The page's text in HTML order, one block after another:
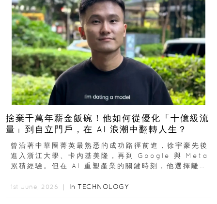
捨棄千萬年薪金飯碗！他如何從優化「十億級流
量」到自立門戶，在 AI 浪潮中翻轉人生？
曾沿著中華圈菁英最熟悉的成功路徑前進，徐宇豪先後
進入浙江大學、卡內基美隆，再到 Google 與 Meta
累積經驗。但在 AI 重塑產業的關鍵時刻，他選擇離開
1st June, 2026 ｜ In TECHNOLOGY